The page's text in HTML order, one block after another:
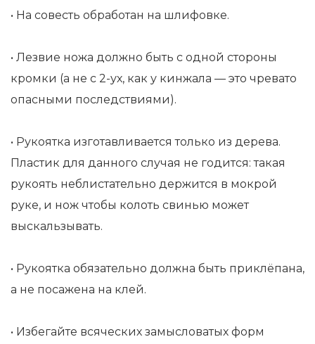
• На совесть обработан на шлифовке.
• Лезвие ножа должно быть с одной стороны
кромки (а не с 2-ух, как у кинжала — это чревато
опасными последствиями).
• Рукоятка изготавливается только из дерева.
Пластик для данного случая не годится: такая
рукоять неблистательно держится в мокрой
руке, и нож чтобы колоть свинью может
выскальзывать.
• Рукоятка обязательно должна быть приклёпана,
а не посажена на клей.
• Избегайте всяческих замысловатых форм